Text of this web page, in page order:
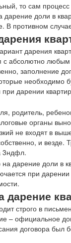
доли в
В противном
дарения
с абсолютно
заполнение
необходимо
дарении
родитель,
органы
не входят в
и
3ндфл.
при
дарение
строго в
– официальное
договора